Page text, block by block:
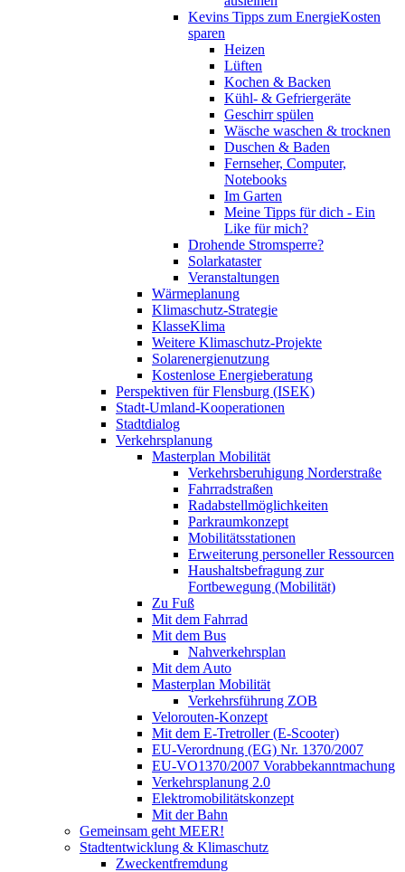
Kevins Tipps zum EnergieKosten
sparen
Heizen
Lüften
Kochen & Backen
Kühl- & Gefriergeräte
Geschirr spülen
Wäsche waschen & trocknen
Duschen & Baden
Fernseher, Computer,
Notebooks
Im Garten
Meine Tipps für dich - Ein
Like für mich?
Drohende Stromsperre?
Solarkataster
Veranstaltungen
Wärmeplanung
Klimaschutz-Strategie
KlasseKlima
Weitere Klimaschutz-Projekte
Solarenergienutzung
Kostenlose Energieberatung
Perspektiven für Flensburg (ISEK)
Stadt-Umland-Kooperationen
Stadtdialog
Verkehrsplanung
Masterplan Mobilität
Verkehrsberuhigung Norderstraße
Fahrradstraßen
Radabstellmöglichkeiten
Parkraumkonzept
Mobilitätsstationen
Erweiterung personeller Ressourcen
Haushaltsbefragung zur
Fortbewegung (Mobilität)
Zu Fuß
Mit dem Fahrrad
Mit dem Bus
Nahverkehrsplan
Mit dem Auto
Masterplan Mobilität
Verkehrsführung ZOB
Velorouten-Konzept
Mit dem E-Tretroller (E-Scooter)
EU-Verordnung (EG) Nr. 1370/2007
EU-VO1370/2007 Vorabbekanntmachung
Verkehrsplanung 2.0
Elektromobilitätskonzept
Mit der Bahn
Gemeinsam geht MEER!
Stadtentwicklung & Klimaschutz
Zweckentfremdung